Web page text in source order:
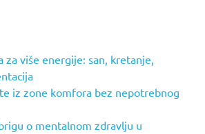
za više energije: san, kretanje,
iz zone komfora bez nepotrebnog
o mentalnom zdravlju u